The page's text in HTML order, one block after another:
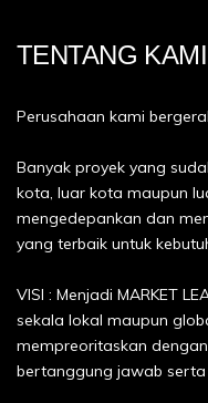
TENTANG KAMI
Perusahaan kami
Banyak proyek yang
kota, luar kota maupun
mengedepankan dan
yang terbaik untuk
VISI : Menjadi MARKET
sekala lokal maupun
mempreoritaskan
bertanggung jawab